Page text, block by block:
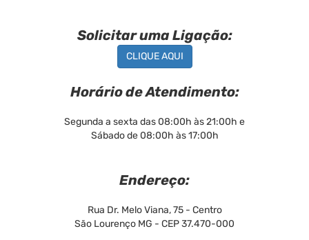
Solicitar uma Ligação:
CLIQUE AQUI
Horário de Atendimento:
Segunda a sexta das 08:00h às 21:00h e
Sábado de 08:00h às 17:00h
Endereço:
Rua Dr. Melo Viana, 75 - Centro
São Lourenço MG - CEP 37.470-000